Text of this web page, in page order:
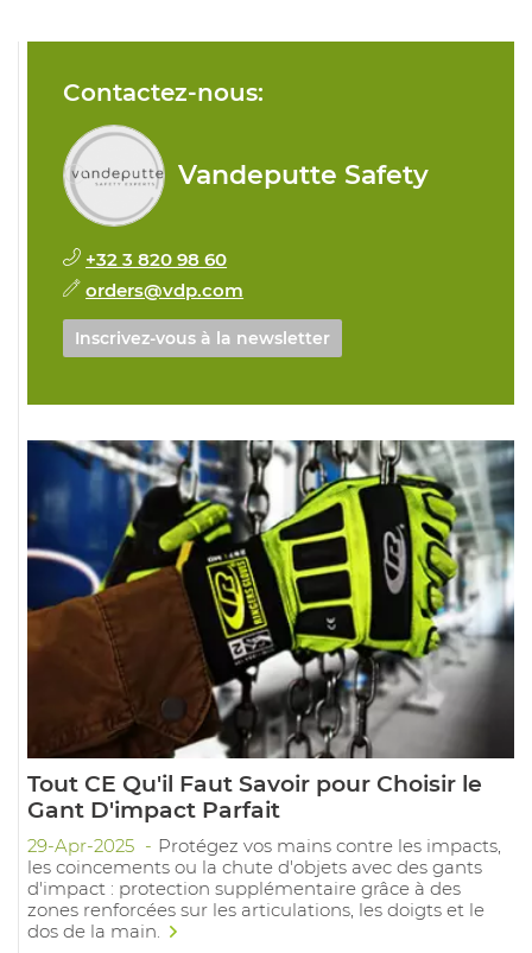
Contactez-nous:
Vandeputte Safety
+32 3 820 98 60
orders@vdp.com
Inscrivez-vous à la newsletter
Tout CE Qu'il Faut Savoir pour Choisir le
Gant D'impact Parfait
29-Apr-2025
Protégez vos mains contre les impacts,
les coincements ou la chute d'objets avec des gants
d'impact : protection supplémentaire grâce à des
zones renforcées sur les articulations, les doigts et le
dos de la main.